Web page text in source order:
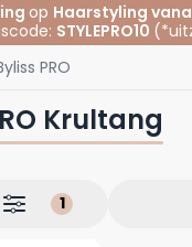
op Haarstyling
STYLEPRO10 (*
PRO
Krultang